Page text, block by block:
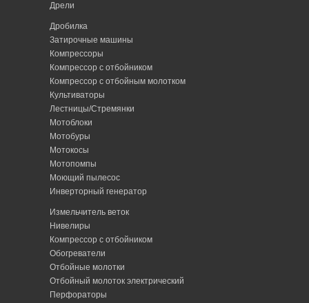
Дрели
Дробилка
Затирочные машины
Компрессоры
Компрессор с отбойником
Компрессор с отбойным молотком
Культиваторы
Лестницы/Стремянки
Мотоблоки
Мотобуры
Мотокосы
Мотопомпы
Моющий пылесос
Инверторный генератор
Измельчитель веток
Нивелиры
Компрессор с отбойником
Обогреватели
Отбойные молотки
Отбойный молоток электрический
Перфораторы